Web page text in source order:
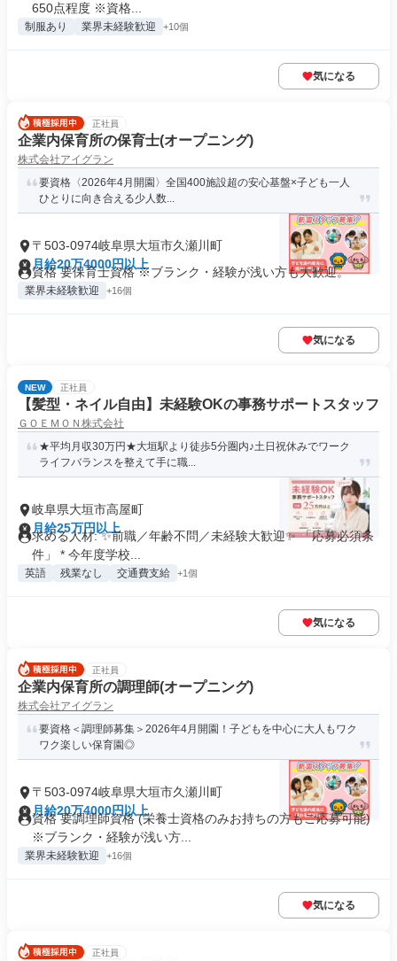
650点程度 ※資格...
制服あり 業界未経験歓迎 +10個
気になる
正社員
企業内保育所の保育士(オープニング)
株式会社アイグラン
要資格〈2026年4月開園〉全国400施設超の安心基盤×子ども一人
ひとりに向き合える少人数...
〒503-0974岐阜県大垣市久瀬川町
月給20万4000円以上
資格 要保育士資格 ※ブランク・経験が浅い方も大歓迎。
業界未経験歓迎 +16個
気になる
NEW 正社員
【髪型・ネイル自由】未経験OKの事務サポートスタッフ
ＧＯＥＭＯＮ株式会社
★平均月収30万円★大垣駅より徒歩5分圏内♪土日祝休みでワーク
ライフバランスを整えて手に職...
岐阜県大垣市高屋町
月給25万円以上
求める人材: ✨前職／年齢不問／未経験大歓迎✨ 「応募必須条
件」 * 今年度学校...
英語 残業なし 交通費支給 +1個
気になる
正社員
企業内保育所の調理師(オープニング)
株式会社アイグラン
要資格＜調理師募集＞2026年4月開園！子どもを中心に大人もワク
ワク楽しい保育園◎
〒503-0974岐阜県大垣市久瀬川町
月給20万4000円以上
資格 要調理師資格 (栄養士資格のみお持ちの方もご応募可能)
※ブランク・経験が浅い方...
業界未経験歓迎 +16個
気になる
正社員